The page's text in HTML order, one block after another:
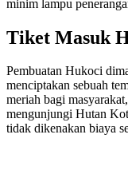
minim lampu
Tiket Masuk
Pembuatan Hukoci
menciptakan sebuah
meriah bagi
mengunjungi Hutan
tidak dikenakan biaya